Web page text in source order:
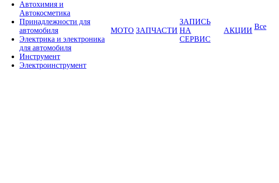
Автохимия и
Автокосметика
Принадлежности для
автомобиля
Электрика и электроника
для автомобиля
Инструмент
Электроинструмент
МОТО ЗАПЧАСТИ
ЗАПИСЬ
НА
СЕРВИС
АКЦИИ Все